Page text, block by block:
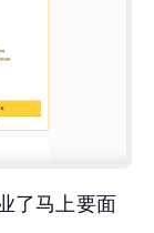
了马上要面